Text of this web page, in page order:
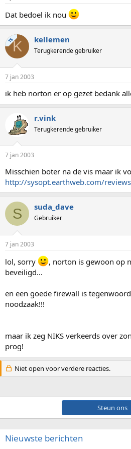
Dat bedoel ik nou
TSK kellemen
Terugkerende gebruiker
7 jan 2003
ik heb norton er op gezet bedank
r.vink
Terugkerende gebruiker
7 jan 2003
Misschien boter na de vis maar ik
http://sysopt.earthweb.com/
S suda_dave
Gebruiker
7 jan 2003
lol, sorry
, norton is gewoon op
beveiligd...
en een goede firewall is
noodzaak!!!
maar ik zeg NIKS verkeerds over
prog!
Niet open voor verdere reacties.
Steun
Nieuwste berichten